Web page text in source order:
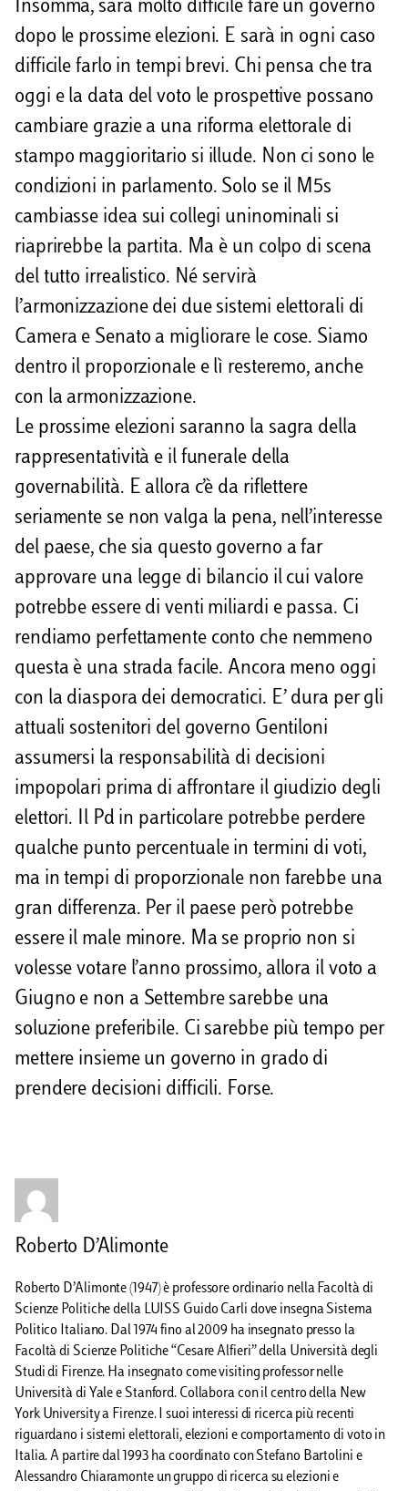
Insomma, sarà molto difficile fare un governo
dopo le prossime elezioni. E sarà in ogni caso
difficile farlo in tempi brevi. Chi pensa che tra
oggi e la data del voto le prospettive possano
cambiare grazie a una riforma elettorale di
stampo maggioritario si illude. Non ci sono le
condizioni in parlamento. Solo se il M5s
cambiasse idea sui collegi uninominali si
riaprirebbe la partita. Ma è un colpo di scena
del tutto irrealistico. Né servirà
l’armonizzazione dei due sistemi elettorali di
Camera e Senato a migliorare le cose. Siamo
dentro il proporzionale e lì resteremo, anche
con la armonizzazione.
Le prossime elezioni saranno la sagra della
rappresentatività e il funerale della
governabilità. E allora c’è da riflettere
seriamente se non valga la pena, nell’interesse
del paese, che sia questo governo a far
approvare una legge di bilancio il cui valore
potrebbe essere di venti miliardi e passa. Ci
rendiamo perfettamente conto che nemmeno
questa è una strada facile. Ancora meno oggi
con la diaspora dei democratici. E’ dura per gli
attuali sostenitori del governo Gentiloni
assumersi la responsabilità di decisioni
impopolari prima di affrontare il giudizio degli
elettori. Il Pd in particolare potrebbe perdere
qualche punto percentuale in termini di voti,
ma in tempi di proporzionale non farebbe una
gran differenza. Per il paese però potrebbe
essere il male minore. Ma se proprio non si
volesse votare l’anno prossimo, allora il voto a
Giugno e non a Settembre sarebbe una
soluzione preferibile. Ci sarebbe più tempo per
mettere insieme un governo in grado di
prendere decisioni difficili. Forse.
Roberto D’Alimonte
Roberto D’Alimonte (1947) è professore ordinario nella Facoltà di
Scienze Politiche della LUISS Guido Carli dove insegna Sistema
Politico Italiano. Dal 1974 fino al 2009 ha insegnato presso la
Facoltà di Scienze Politiche “Cesare Alfieri” della Università degli
Studi di Firenze. Ha insegnato come visiting professor nelle
Università di Yale e Stanford. Collabora con il centro della New
York University a Firenze. I suoi interessi di ricerca più recenti
riguardano i sistemi elettorali, elezioni e comportamento di voto in
Italia. A partire dal 1993 ha coordinato con Stefano Bartolini e
Alessandro Chiaramonte un gruppo di ricerca su elezioni e